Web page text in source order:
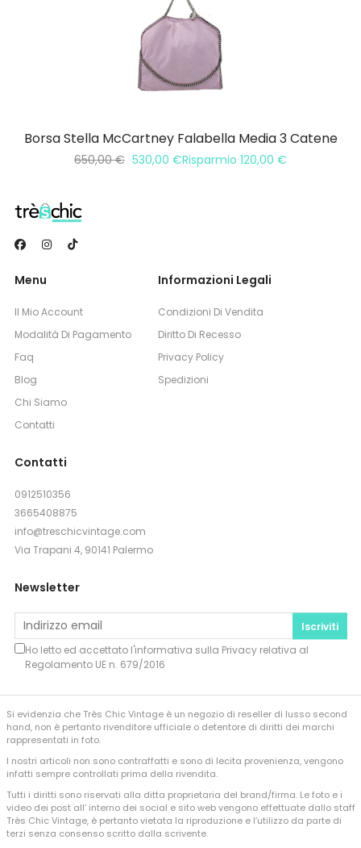
Borsa Stella McCartney Falabella Media 3 Catene
650,00€ 530,00 €Risparmio 120,00 €
Menu
Il Mio Account
Modalità Di Pagamento
Faq
Blog
Chi Siamo
Contatti
Informazioni Legali
Condizioni Di Vendita
Diritto Di Recesso
Privacy Policy
Spedizioni
Contatti
0912510356
3665408875
info@treschicvintage.com
Via Trapani 4, 90141 Palermo
Newsletter
Iscriviti
Ho letto ed accettato l'informativa sulla Privacyrelativa al
Regolamento UE n. 679/2016
Si evidenzia che Très Chic Vintage è un negozio di reseller di lusso second
hand, non è pertanto rivenditore ufficiale o detentore di diritti dei marchi
rappresentati in foto.
I nostri articoli non sono contraffatti e sono di lecita provenienza, vengono
infatti sempre controllati prima della rivendita.
Tutti i diritti sono riservati alla ditta proprietaria del brand/firma. Le foto e i
video dei post all’ interno dei social e sito web vengono effettuate dallo staff
Très Chic Vintage, è pertanto vietata la riproduzione e l’utilizzo da parte di
terzi senza consenso scritto dalla scrivente.